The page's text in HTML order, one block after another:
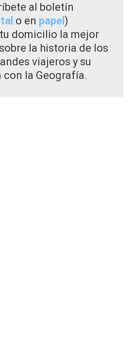
al boletín
o en papel )
domicilio la mejor
la historia de los
viajeros y su
con la Geografía.